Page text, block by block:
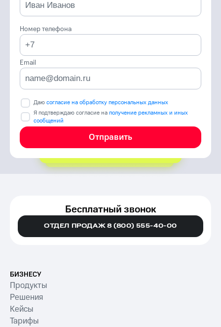
Номер телефона
Email
Даю согласие на обработку персональных данных
Я подтверждаю согласие на получение рекламных и иных
сообщений
Отправить
Бесплатный звонок
ОТДЕЛ ПРОДАЖ 8 (800) 555-40-00
БИЗНЕСУ
Продукты
Решения
Кейсы
Тарифы